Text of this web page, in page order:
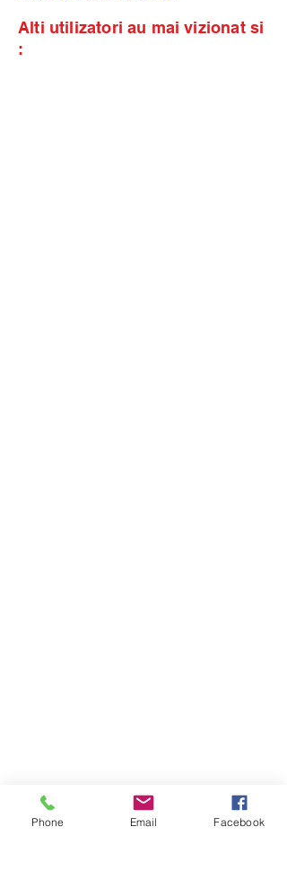
Alti utilizatori au mai vizionat si
:
Phone Email Facebook